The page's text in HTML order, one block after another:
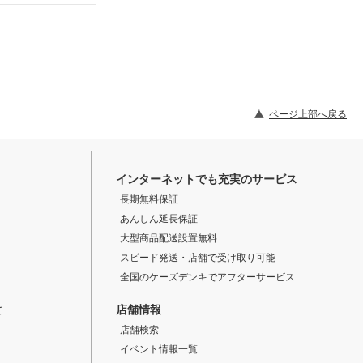
ページ上部へ戻る
インターネットでも充実のサービス
長期無料保証
あんしん延長保証
大型商品配送設置無料
スピード発送・店舗で受け取り可能
全国のケーズデンキでアフターサービス
店舗情報
店舗検索
イベント情報一覧